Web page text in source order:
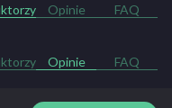
Opinie FAQ
Opinie FAQ